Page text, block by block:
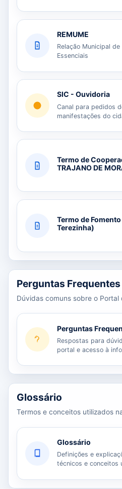
REMUME
Relação Municipal
Essenciais
SIC - Ouvidoria
Canal para pedidos
manifestações do
Termo de
TRAJANO DE
Termo de
Terezinha)
Perguntas Frequentes
Dúvidas comuns sobre o Portal
Perguntas
Respostas para
portal e acesso à
Glossário
Termos e conceitos utilizados
Glossário
Definições e
técnicos e conceitos